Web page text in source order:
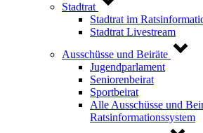
Stadtrat
Stadtrat im
Stadtrat Livestream
Ausschüsse und Beiräte
Jugendparlament
Seniorenbeirat
Sportbeirat
Alle Ausschüsse und
Ratsinformationssystem